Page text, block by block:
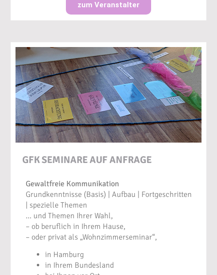
zum Veranstalter
GFK SEMINARE AUF ANFRAGE
Gewaltfreie Kommunikation
Grundkenntnisse (Basis) | Aufbau | Fortgeschritten
| spezielle Themen
… und Themen Ihrer Wahl,
– ob beruflich in Ihrem Hause,
– oder privat als „Wohnzimmerseminar“,
in Hamburg
in Ihrem Bundesland